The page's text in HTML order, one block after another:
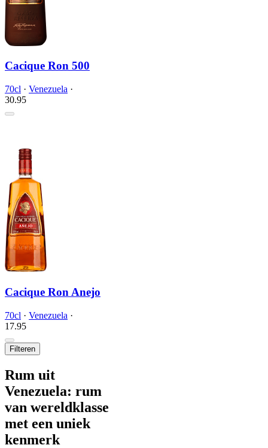
Cacique Ron 500
70cl · Venezuela ·
30.95
Cacique Ron Anejo
70cl · Venezuela ·
17.95
Filteren
Rum uit
Venezuela: rum
van wereldklasse
met een uniek
kenmerk